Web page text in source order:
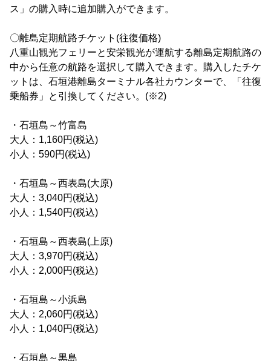
ス」の購入時に追加購入ができます。
〇離島定期航路チケット(往復価格)
八重山観光フェリーと安栄観光が運航する離島定期航路の
中から任意の航路を選択して購入できます。購入したチケ
ットは、石垣港離島ターミナル各社カウンターで、「往復
乗船券」と引換してください。(※2)
・石垣島～竹富島
大人：1,160円(税込)
小人：590円(税込)
・石垣島～西表島(大原)
大人：3,040円(税込)
小人：1,540円(税込)
・石垣島～西表島(上原)
大人：3,970円(税込)
小人：2,000円(税込)
・石垣島～小浜島
大人：2,060円(税込)
小人：1,040円(税込)
・石垣島～黒島